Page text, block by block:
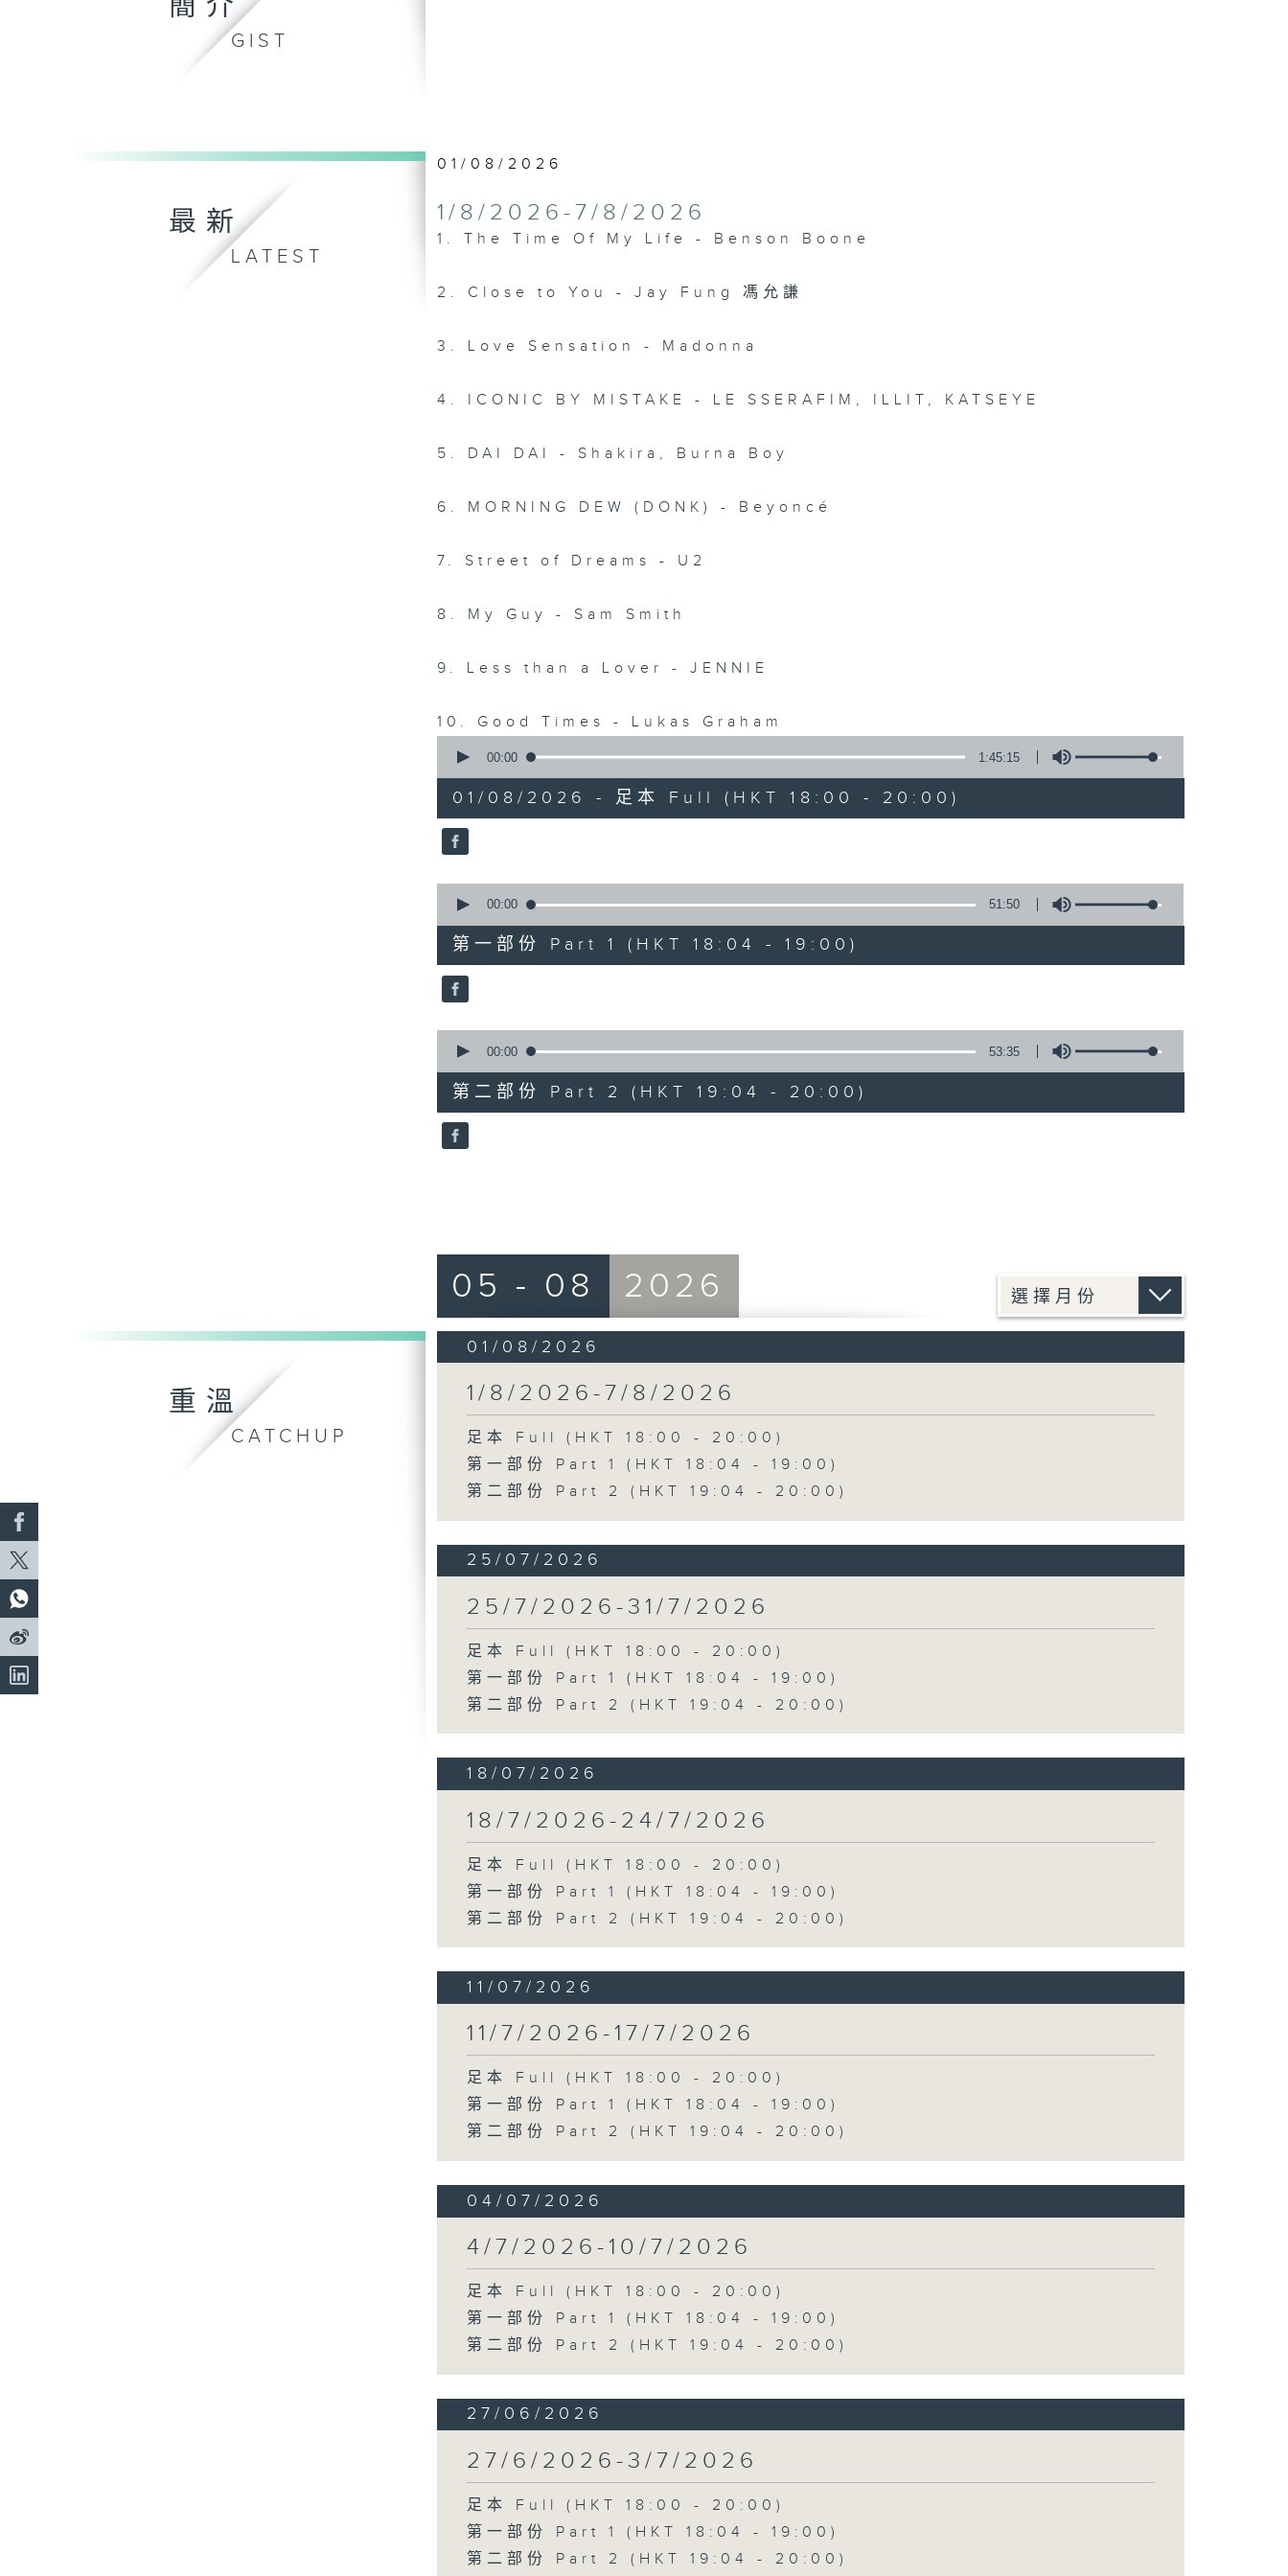
簡介
GIST
最新
LATEST
01/08/2026
1/8/2026-7/8/2026
1. The Time Of My Life - Benson Boone
2. Close to You - Jay Fung 馮允謙
3. Love Sensation - Madonna
4. ICONIC BY MISTAKE - LE SSERAFIM, ILLIT, KATSEYE
5. DAI DAI - Shakira, Burna Boy
6. MORNING DEW (DONK) - Beyoncé
7. Street of Dreams - U2
8. My Guy - Sam Smith
9. Less than a Lover - JENNIE
10. Good Times - Lukas Graham
seconds
hour,
45
minutes,
15
90%
00:00 1:45:15
01/08/2026 - 足本 Full (HKT 18:00 - 20:00)
seconds
51
minutes,
50
seconds
90%
00:00 51:50
第一部份 Part 1 (HKT 18:04 - 19:00)
seconds
53
minutes,
35
seconds
90%
00:00 53:35
第二部份 Part 2 (HKT 19:04 - 20:00)
重溫
CATCHUP
05 - 08 2026
01/08/2026
1/8/2026-7/8/2026
足本 Full (HKT 18:00 - 20:00)
第一部份 Part 1 (HKT 18:04 - 19:00)
第二部份 Part 2 (HKT 19:04 - 20:00)
25/07/2026
25/7/2026-31/7/2026
足本 Full (HKT 18:00 - 20:00)
第一部份 Part 1 (HKT 18:04 - 19:00)
第二部份 Part 2 (HKT 19:04 - 20:00)
18/07/2026
18/7/2026-24/7/2026
足本 Full (HKT 18:00 - 20:00)
第一部份 Part 1 (HKT 18:04 - 19:00)
第二部份 Part 2 (HKT 19:04 - 20:00)
11/07/2026
11/7/2026-17/7/2026
足本 Full (HKT 18:00 - 20:00)
第一部份 Part 1 (HKT 18:04 - 19:00)
第二部份 Part 2 (HKT 19:04 - 20:00)
04/07/2026
4/7/2026-10/7/2026
足本 Full (HKT 18:00 - 20:00)
第一部份 Part 1 (HKT 18:04 - 19:00)
第二部份 Part 2 (HKT 19:04 - 20:00)
27/06/2026
27/6/2026-3/7/2026
足本 Full (HKT 18:00 - 20:00)
第一部份 Part 1 (HKT 18:04 - 19:00)
第二部份 Part 2 (HKT 19:04 - 20:00)